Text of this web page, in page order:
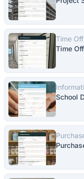
Time
Time
School